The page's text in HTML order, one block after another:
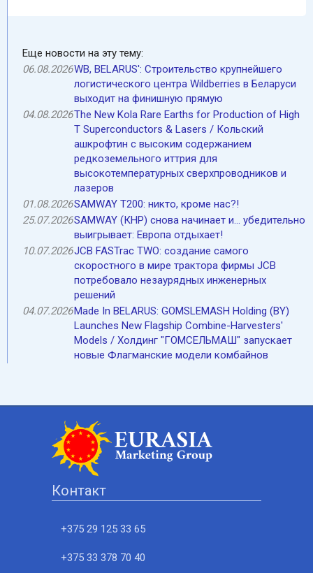
Еще новости на эту тему:
06.08.2026WB, BELARUS': Cтроительство крупнейшего
логистического центра Wildberries в Беларуси
выходит на финишную прямую
04.08.2026The New Kola Rare Earths for Production of High
T Superconductors & Lasers / Кольский
ашкрофтин c высоким содержанием
редкоземельного иттрия для
высокотемпературных сверхпроводников и
лазеров
01.08.2026SAMWAY T200: никто, кроме нас?!
25.07.2026SAMWAY (КНР) снова начинает и... убедительно
выигрывает: Европа отдыхает!
10.07.2026JCB FASTrac TWO: cоздание самого
скоростного в мире трактора фирмы JCB
потребовало незаурядных инженерных
решений
04.07.2026Made In BELARUS: GOMSLEMASH Holding (BY)
Launches New Flagship Combine-Harvesters'
Models / Холдинг "ГОМСЕЛЬМАШ" запускает
новые Флагманские модели комбайнов
Контакт
+375 29 125 33 65
+375 33 378 70 40